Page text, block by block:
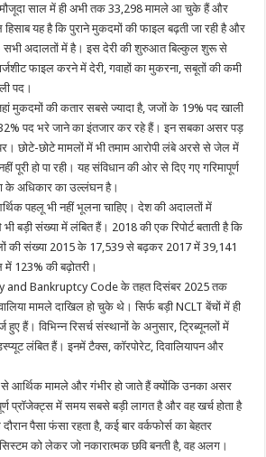
मौजूदा साल में ही अभी तक 33,298 मामले आ चुके हैं और
यह है कि पुराने मुकदमों की फाइल बढ़ती जा रही है और
सभी अदालतों में है। इस देरी की शुरुआत बिल्कुल शुरू से
फाइल करने में देरी, गवाहों का मुकरना, सबूतों की कमी
पद।
मुकदमों की कतार सबसे ज्यादा है, जजों के 19% पद खाली
32% पद भरे जाने का इंतजार कर रहे हैं। इन सबका असर पड़
पर। छोटे-छोटे मामलों में भी तमाम आरोपी लंबे अरसे से जेल में
पूरी हो पा रही। यह संविधान की ओर से दिए गए गरिमापूर्ण
के अधिकार का उल्लंघन है।
पहलू भी नहीं भूलना चाहिए। देश की अदालतों में
बड़ी संख्या में लंबित हैं। 2018 की एक रिपोर्ट बताती है कि
की संख्या 2015 के 17,539 से बढ़कर 2017 में 39,141
में 123% की बढ़ोतरी।
and Bankruptcy Code के तहत दिसंबर 2025 तक
मामले दाखिल हो चुके थे। सिर्फ बड़ी NCLT बेंचों में ही
हुए हैं। विभिन्न रिसर्च संस्थानों के अनुसार, ट्रिब्यूनलों में
लंबित हैं। इनमें टैक्स, कॉरपोरेट, दिवालियापन और
से आर्थिक मामले और गंभीर हो जाते हैं क्योंकि उनका असर
प्रॉजेक्ट्स में समय सबसे बड़ी लागत है और वह खर्च होता है
पैसा फंसा रहता है, कई बार वर्कफोर्स का बेहतर
सिस्टम को लेकर जो नकारात्मक छवि बनती है, वह अलग।